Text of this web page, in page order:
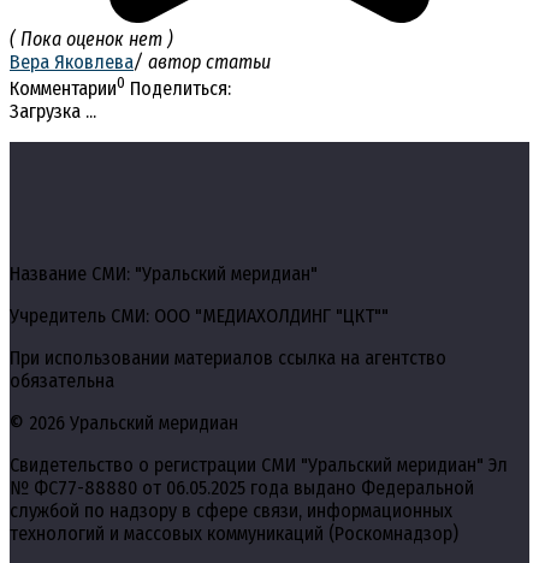
( Пока оценок нет )
Вера Яковлева/ автор статьи
Комментарии0 Поделиться:
Загрузка ...
Название СМИ: "Уральский меридиан"
Учредитель СМИ: ООО "МЕДИАХОЛДИНГ "ЦКТ""
При использовании материалов ссылка на агентство
обязательна
© 2026 Уральский меридиан
Свидетельство о регистрации СМИ "Уральский меридиан" Эл
№ ФС77-88880 от 06.05.2025 года выдано Федеральной
службой по надзору в сфере связи, информационных
технологий и массовых коммуникаций (Роскомнадзор)